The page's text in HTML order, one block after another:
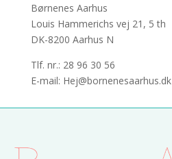
Børnenes Aarhus
Louis Hammerichs vej 21, 5 th
DK-8200 Aarhus N
Tlf. nr.: 28 96 30 56
E-mail: Hej@bornenesaarhus.dk